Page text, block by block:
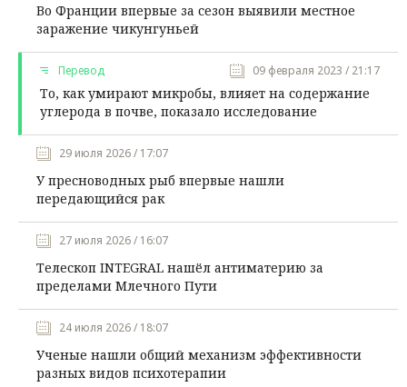
Во Франции впервые за сезон выявили местное
заражение чикунгуньей
Перевод 09 февраля 2023 / 21:17
То, как умирают микробы, влияет на содержание
углерода в почве, показало исследование
29 июля 2026 / 17:07
У пресноводных рыб впервые нашли
передающийся рак
27 июля 2026 / 16:07
Телескоп INTEGRAL нашёл антиматерию за
пределами Млечного Пути
24 июля 2026 / 18:07
Ученые нашли общий механизм эффективности
разных видов психотерапии